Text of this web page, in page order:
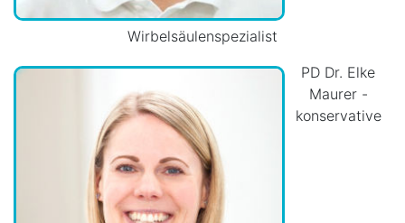
Wirbelsäulenspezialist
PD Dr. Elke
Maurer -
konservative